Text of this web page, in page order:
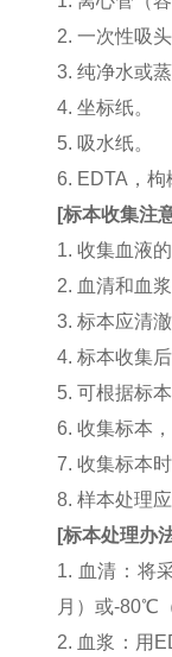
2. 一次性吸
3. 纯净水或
4. 坐标纸。
5. 吸水纸。
6. EDTA，
[标本收集注
1. 收集血液
2. 血清和血
3. 标本应清
4. 标本收集
5. 可根据标
6. 收集标本
7. 收集标本
8. 样本处理
[标本处理办
1. 血清：将
月）或-80℃
2. 血浆：用